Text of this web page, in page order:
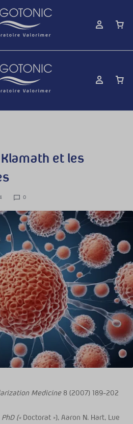
et les
0
Medicine 8 (2007) 189-202
PhD [« Doctorat »], Aaron N. Hart, Lue